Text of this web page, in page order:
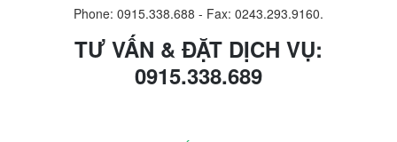
Phone: 0915.338.688 - Fax: 0243.293.9160.
TƯ VẤN & ĐẶT DỊCH VỤ:
0915.338.689